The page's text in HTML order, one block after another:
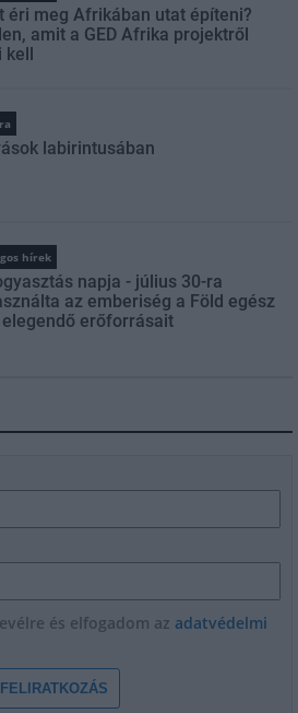
éri meg Afrikában utat építeni?
amit a GED Afrika projektről
kell
labirintusában
hírek
napja - július 30-ra
az emberiség a Föld egész
erőforrásait
és elfogadom az adatvédelmi
FELIRATKOZÁS